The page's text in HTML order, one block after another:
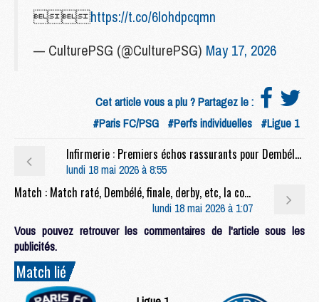
https://t.co/6lohdpcqmn
— CulturePSG (@CulturePSG) May 17, 2026
Cet article vous a plu ? Partagez le :
#Paris FC/PSG #Perfs individuelles #Ligue 1
Infirmerie : Premiers échos rassurants pour Dembélé en vue de PSG/Arsenal
lundi 18 mai 2026 à 8:55
Match : Match raté, Dembélé, finale, derby, etc, la conf' complète de Luis Enrique après Paris FC/PSG (2-1)
lundi 18 mai 2026 à 1:07
Vous pouvez retrouver les commentaires de l'article sous les
publicités.
Match lié